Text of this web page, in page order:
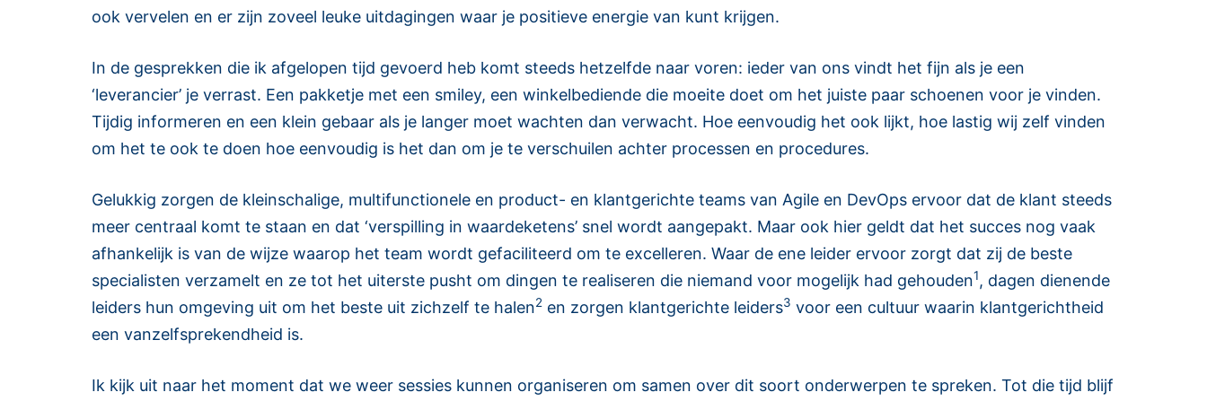
ook vervelen en er zijn zoveel leuke uitdagingen waar je positieve energie van kunt krijgen.
In de gesprekken die ik afgelopen tijd gevoerd heb komt steeds hetzelfde naar voren: ieder van ons vindt het fijn als je een
‘leverancier’ je verrast. Een pakketje met een smiley, een winkelbediende die moeite doet om het juiste paar schoenen voor je vinden.
Tijdig informeren en een klein gebaar als je langer moet wachten dan verwacht. Hoe eenvoudig het ook lijkt, hoe lastig wij zelf vinden
om het te ook te doen hoe eenvoudig is het dan om je te verschuilen achter processen en procedures.
Gelukkig zorgen de kleinschalige, multifunctionele en product- en klantgerichte teams van Agile en DevOps ervoor dat de klant steeds
meer centraal komt te staan en dat ‘verspilling in waardeketens’ snel wordt aangepakt. Maar ook hier geldt dat het succes nog vaak
afhankelijk is van de wijze waarop het team wordt gefaciliteerd om te excelleren. Waar de ene leider ervoor zorgt dat zij de beste
specialisten verzamelt en ze tot het uiterste pusht om dingen te realiseren die niemand voor mogelijk had gehouden1, dagen dienende
leiders hun omgeving uit om het beste uit zichzelf te halen2 en zorgen klantgerichte leiders3 voor een cultuur waarin klantgerichtheid
een vanzelfsprekendheid is.
Ik kijk uit naar het moment dat we weer sessies kunnen organiseren om samen over dit soort onderwerpen te spreken. Tot die tijd blijf